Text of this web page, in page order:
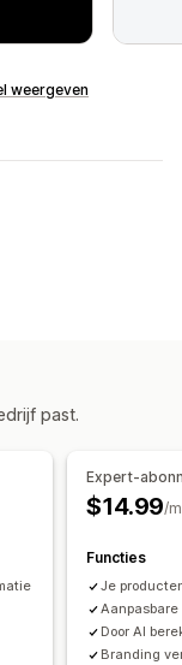
weergeven
past.
Expert-
$14.99/
Functies
Je
Door AI
Branding